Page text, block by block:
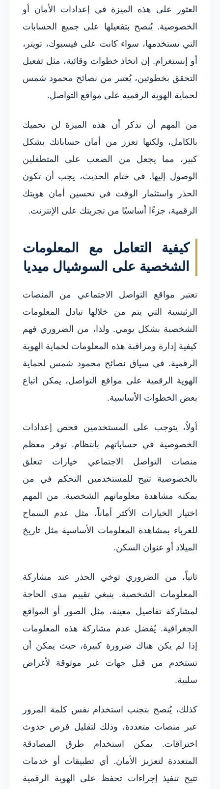
العثور على هذه الميزة في إعدادات الأمان أو
الخصوصية. يُنصح بتفعيلها على جميع الحسابات
التي تستخدمها، سواء كانت على فيسبوك، تويتر،
أو إنستغرام. إن اتخاذ خطوات وقائية، مثل تفعيل
التحقق بخطوتين، يُعتبر من نصائح محمود شمس
لحماية الهوية الرقمية على مواقع التواصل.
من المهم أن نذكر أن هذه الميزة لن تحميك
بالكامل، ولكنها تعزز من أمان حساباتك بشكل
كبير، مما يجعل من الصعب على المتطفلين
الوصول إليها. في ختام الحديث، يجب أن تكون
الحذر واستثمار الوقت في تحسين أمان هويتك
الرقمية، جزءًا أساسيًا من تجربتك على الإنترنت.
كيفية التعامل مع المعلومات
الشخصية على السوشيال ميديا
تعتبر مواقع التواصل الاجتماعي من المنصات
الرئيسية التي يتم من خلالها تبادل المعلومات
الشخصية بشكل يومي. ولذا، من الضروري فهم
كيفية إدارة ومراقبة هذه المعلومات لحماية الهوية
الرقمية. في سياق نصائح محمود شمس لحماية
الهوية الرقمية على مواقع التواصل، يمكن اتباع
بعض الخطوات الأساسية.
أولاً، يتوجب على المستخدمين فحص إعدادات
الخصوصية في حساباتهم بانتظام. توفر معظم
منصات التواصل الاجتماعي خيارات تتعلق
بالخصوصية تتيح للمستخدمين التحكم في من
يمكنه مشاهدة معلوماتهم الشخصية. من المهم
اختيار الخيارات الأكثر أماناً، مثل عدم السماح
للغرباء بمشاهدة المعلومات الأساسية مثل تاريخ
الميلاد أو عنوان السكن.
ثانياً، من الضروري توخي الحذر عند مشاركة
المعلومات الشخصية. ينبغي تقييم مدى الحاجة
لمشاركة تفاصيل معينة، مثل الصور أو المواقع
الجغرافية. يُفضل عدم مشاركة هذه المعلومات
إذا لم يكن هناك ضرورة كبيرة، حيث يمكن أن
تستخدم من قبل جهات غير موثوقة لأغراض
سلبية.
كذلك، يُنصح بتجنب استخدام نفس كلمة المرور
عبر منصات متعددة، وذلك لتقليل فرص حدوث
اختراقات. يمكن استخدام طرق المصادقة
المتعددة لتعزيز الأمان. أي تطبيقات أو خدمات
تتيح تنفيذ إجراءات تحفظ على الهوية الرقمية